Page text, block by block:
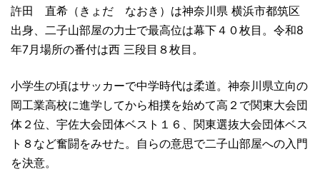
許田 直希（きょだ なおき）は神奈川県 横浜市都筑区
出身、二子山部屋の力士で最高位は幕下４０枚目。令和8
年7月場所の番付は西 三段目８枚目。
小学生の頃はサッカーで中学時代は柔道。神奈川県立向の
岡工業高校に進学してから相撲を始めて高２で関東大会団
体２位、宇佐大会団体ベスト１６、関東選抜大会団体ベス
ト８など奮闘をみせた。自らの意思で二子山部屋への入門
を決意。